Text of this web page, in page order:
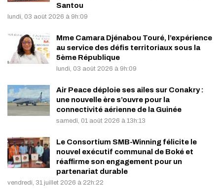
Santou
lundi, 03 août 2026 à 9h:09
Mme Camara Djénabou Touré, l’expérience
au service des défis territoriaux sous la
5ème République
lundi, 03 août 2026 à 9h:09
Air Peace déploie ses ailes sur Conakry :
une nouvelle ère s’ouvre pour la
connectivité aérienne de la Guinée
samedi, 01 août 2026 à 13h:13
Le Consortium SMB-Winning félicite le
nouvel exécutif communal de Boké et
réaffirme son engagement pour un
partenariat durable
vendredi, 31 juillet 2026 à 22h:22